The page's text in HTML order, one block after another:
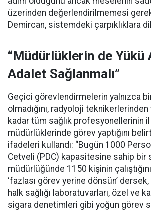
üzerinden değerlendirilmemesi
Demircan, sistemdeki çarpıklıklara
“Müdürlüklerin de Yükü
Adalet Sağlanmalı”
Geçici görevlendirmelerin yalnızca bir
olmadığını, radyoloji
kadar tüm sağlık profesyonellerinin
müdürlüklerinde görev yaptığını
ifadeleri kullandı: “Bugün 1000
Cetveli (PDC) kapasitesine sahip bir
müdürlüğünde 1150 kişinin
‘fazlası görev yerine dönsün’
halk sağlığı laboratuvarları, özel ve
sigara denetimleri gibi yoğun görev